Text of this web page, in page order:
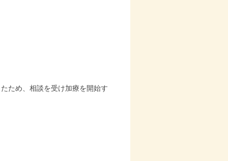
ため、相談を受け加療を開始す